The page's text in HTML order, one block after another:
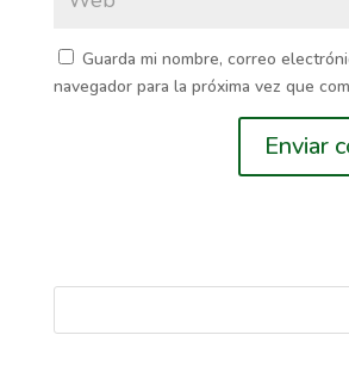
Guarda mi nombre, correo
navegador para la próxima vez que